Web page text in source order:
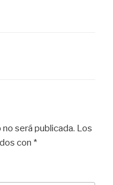
será publicada. Los
con *